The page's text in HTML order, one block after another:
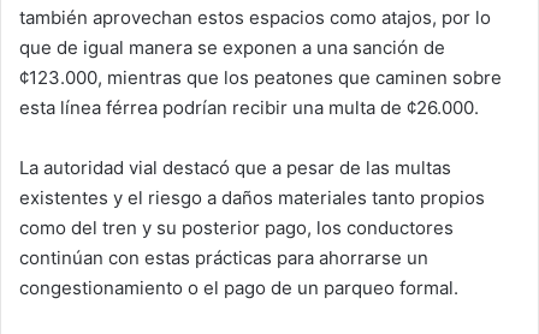
también aprovechan estos espacios como atajos, por lo
que de igual manera se exponen a una sanción de
¢123.000, mientras que los peatones que caminen sobre
esta línea férrea podrían recibir una multa de ¢26.000.
La autoridad vial destacó que a pesar de las multas
existentes y el riesgo a daños materiales tanto propios
como del tren y su posterior pago, los conductores
continúan con estas prácticas para ahorrarse un
congestionamiento o el pago de un parqueo formal.